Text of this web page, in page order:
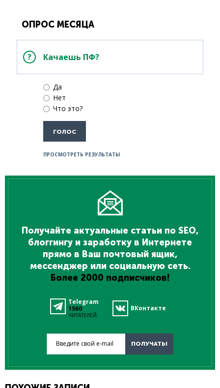
ОПРОС МЕСЯЦА
Качаешь ПФ?
Да
Нет
Что это?
ПРОСМОТРЕТЬ РЕЗУЛЬТАТЫ
Получайте актуальные статьи по SEO,
блоггингу и заработку в Интернете
прямо в Ваш почтовый ящик,
мессенджер или социальную сеть.
Более 2000 подписчиков!
Telegram
1560
ЧИТАТЕЛЕЙ
ВКонтакте
Введите свой e-mail
ПОЛУЧАТЬ!